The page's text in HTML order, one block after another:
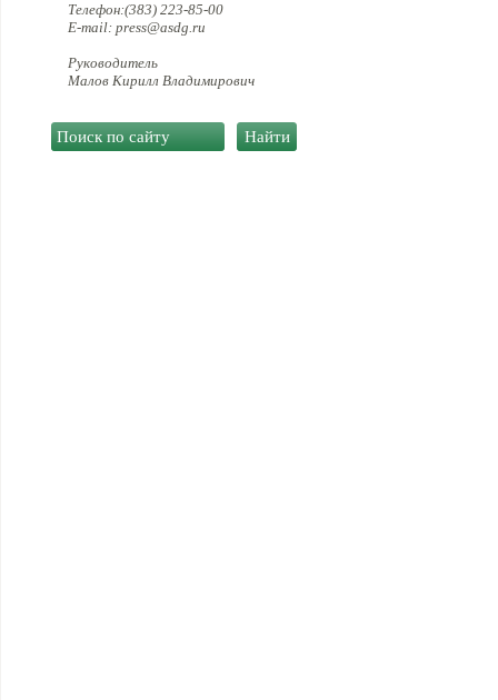
Телефон:(383) 223-85-00
E-mail: press@asdg.ru
Руководитель
Малов Кирилл Владимирович